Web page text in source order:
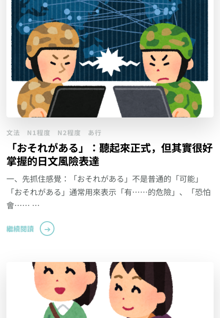
文法 N1程度 N2程度 あ行
「おそれがある」：聽起來正式，但其實很好
掌握的日文風險表達
一、先抓住感覺：「おそれがある」不是普通的「可能」
「おそれがある」通常用來表示「有……的危險」、「恐怕
會…… …
繼續閱讀